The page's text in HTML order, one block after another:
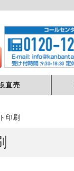
直売
印刷